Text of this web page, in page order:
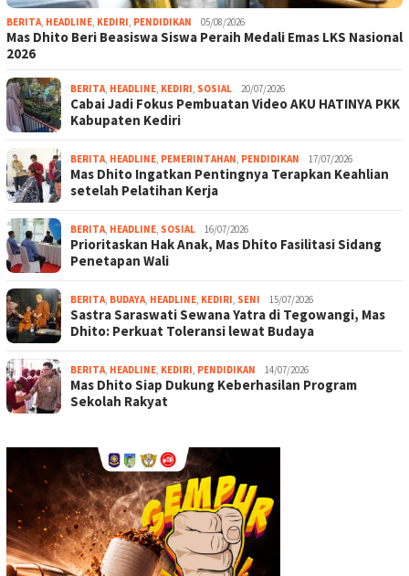
BERITA, HEADLINE, KEDIRI, PENDIDIKAN 05/08/2026
Mas Dhito Beri Beasiswa Siswa Peraih Medali Emas LKS Nasional
2026
BERITA, HEADLINE, KEDIRI, SOSIAL 20/07/2026
Cabai Jadi Fokus Pembuatan Video AKU HATINYA PKK
Kabupaten Kediri
BERITA, HEADLINE, PEMERINTAHAN, PENDIDIKAN 17/07/2026
Mas Dhito Ingatkan Pentingnya Terapkan Keahlian
setelah Pelatihan Kerja
BERITA, HEADLINE, SOSIAL 16/07/2026
Prioritaskan Hak Anak, Mas Dhito Fasilitasi Sidang
Penetapan Wali
BERITA, BUDAYA, HEADLINE, KEDIRI, SENI 15/07/2026
Sastra Saraswati Sewana Yatra di Tegowangi, Mas
Dhito: Perkuat Toleransi lewat Budaya
BERITA, HEADLINE, KEDIRI, PENDIDIKAN 14/07/2026
Mas Dhito Siap Dukung Keberhasilan Program
Sekolah Rakyat